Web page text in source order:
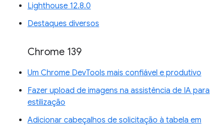
Lighthouse 12.8.0
Destaques diversos
Chrome 139
Um Chrome DevTools mais confiável e produtivo
Fazer upload de imagens na assistência de IA para
estilização
Adicionar cabeçalhos de solicitação à tabela em